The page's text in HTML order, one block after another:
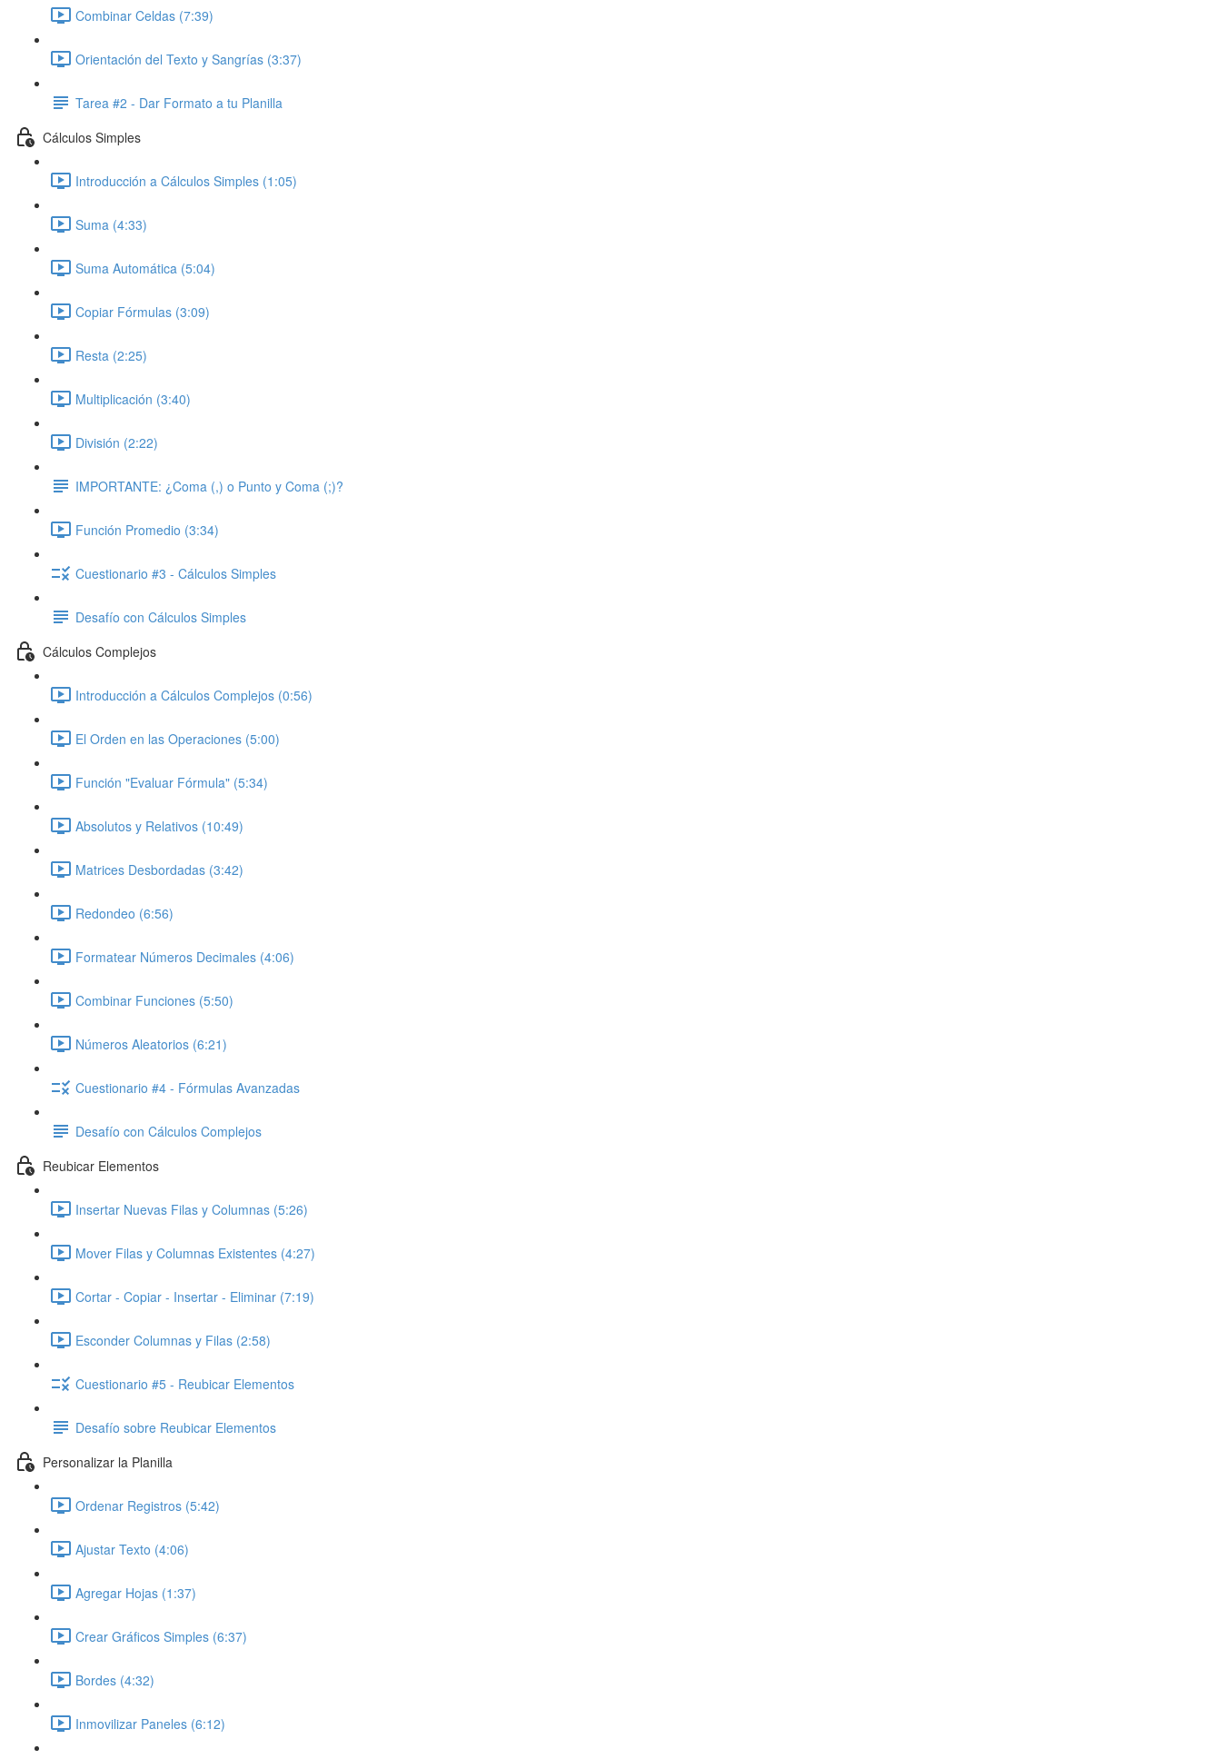
Combinar Celdas (7:39)
Orientación del Texto y Sangrías (3:37)
Tarea #2 - Dar Formato a tu Planilla
Cálculos Simples
Introducción a Cálculos Simples (1:05)
Suma (4:33)
Suma Automática (5:04)
Copiar Fórmulas (3:09)
Resta (2:25)
Multiplicación (3:40)
División (2:22)
IMPORTANTE: ¿Coma (,) o Punto y Coma (;)?
Función Promedio (3:34)
Cuestionario #3 - Cálculos Simples
Desafío con Cálculos Simples
Cálculos Complejos
Introducción a Cálculos Complejos (0:56)
El Orden en las Operaciones (5:00)
Función "Evaluar Fórmula" (5:34)
Absolutos y Relativos (10:49)
Matrices Desbordadas (3:42)
Redondeo (6:56)
Formatear Números Decimales (4:06)
Combinar Funciones (5:50)
Números Aleatorios (6:21)
Cuestionario #4 - Fórmulas Avanzadas
Desafío con Cálculos Complejos
Reubicar Elementos
Insertar Nuevas Filas y Columnas (5:26)
Mover Filas y Columnas Existentes (4:27)
Cortar - Copiar - Insertar - Eliminar (7:19)
Esconder Columnas y Filas (2:58)
Cuestionario #5 - Reubicar Elementos
Desafío sobre Reubicar Elementos
Personalizar la Planilla
Ordenar Registros (5:42)
Ajustar Texto (4:06)
Agregar Hojas (1:37)
Crear Gráficos Simples (6:37)
Bordes (4:32)
Inmovilizar Paneles (6:12)